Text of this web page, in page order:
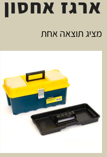
ארגז
מציג תוצאה אחת